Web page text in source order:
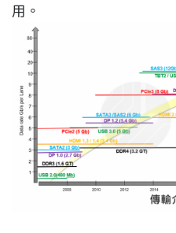
用。